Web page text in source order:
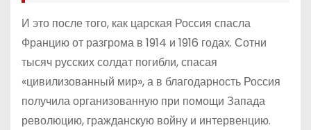
И это после того, как царская Россия спасла
Францию от разгрома в 1914 и 1916 годах. Сотни
тысяч русских солдат погибли, спасая
«цивилизованный мир», а в благодарность Россия
получила организованную при помощи Запада
революцию, гражданскую войну и интервенцию.